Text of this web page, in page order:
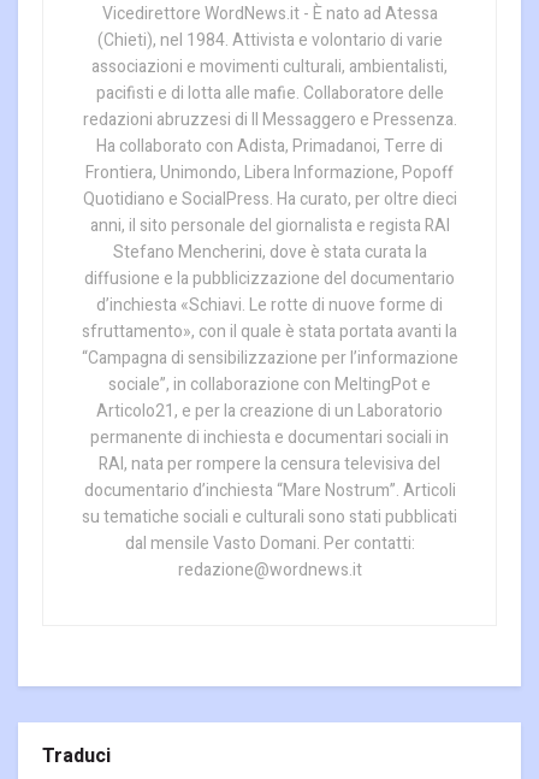
Vicedirettore WordNews.it - È nato ad Atessa
(Chieti), nel 1984. Attivista e volontario di varie
associazioni e movimenti culturali, ambientalisti,
pacifisti e di lotta alle mafie. Collaboratore delle
redazioni abruzzesi di Il Messaggero e Pressenza.
Ha collaborato con Adista, Primadanoi, Terre di
Frontiera, Unimondo, Libera Informazione, Popoff
Quotidiano e SocialPress. Ha curato, per oltre dieci
anni, il sito personale del giornalista e regista RAI
Stefano Mencherini, dove è stata curata la
diffusione e la pubblicizzazione del documentario
d’inchiesta «Schiavi. Le rotte di nuove forme di
sfruttamento», con il quale è stata portata avanti la
“Campagna di sensibilizzazione per l’informazione
sociale”, in collaborazione con MeltingPot e
Articolo21, e per la creazione di un Laboratorio
permanente di inchiesta e documentari sociali in
RAI, nata per rompere la censura televisiva del
documentario d’inchiesta “Mare Nostrum”. Articoli
su tematiche sociali e culturali sono stati pubblicati
dal mensile Vasto Domani. Per contatti:
redazione@wordnews.it
Traduci